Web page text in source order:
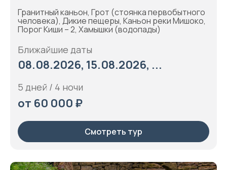
Гранитный каньон, Грот (стоянка первобытного
человека), Дикие пещеры, Каньон реки Мишоко,
Порог Киши – 2, Хамышки (водопады)
Ближайшие даты
08.08.2026, 15.08.2026, ...
5 дней / 4 ночи
от 60 000 ₽
Смотреть тур